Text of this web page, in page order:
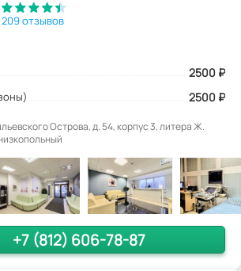
209 отзывов
2500 ₽
2500 ₽
Острова, д. 54, корпус 3, литера Ж.
+7 (812) 606-78-87